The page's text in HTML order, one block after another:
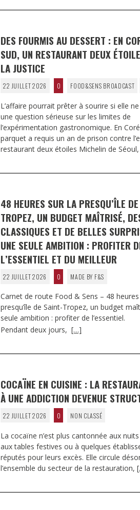
DES FOURMIS AU DESSERT : EN
SUD, UN RESTAURANT DEUX
LA JUSTICE
22 JUILLET 2026 0 FOOD&SENS BROADCAST
L’affaire pourrait prêter à sourire si elle
une question sérieuse sur les limites de
l’expérimentation gastronomique. En
parquet a requis un an de prison contre
restaurant deux étoiles Michelin de Séoul,
48 HEURES SUR LA PRESQU’ÎLE
TROPEZ, UN BUDGET MAÎTRISÉ,
CLASSIQUES ET DE BELLES
UNE SEULE AMBITION : PROFITER
L’ESSENTIEL ET DU MEILLEUR
22 JUILLET 2026 0 MADE BY F&S
Carnet de route Food & Sens – 48
presqu’île de Saint-Tropez, un budget
seule ambition : profiter de l’essentiel.
Pendant deux jours, […]
COCAÏNE EN CUISINE : LA
À UNE ADDICTION DEVENUE
22 JUILLET 2026 0 NON CLASSÉ
La cocaïne n’est plus cantonnée aux
aux tables festives ou à quelques
réputés pour leurs excès. Elle circule
l’ensemble du secteur de la restauration,